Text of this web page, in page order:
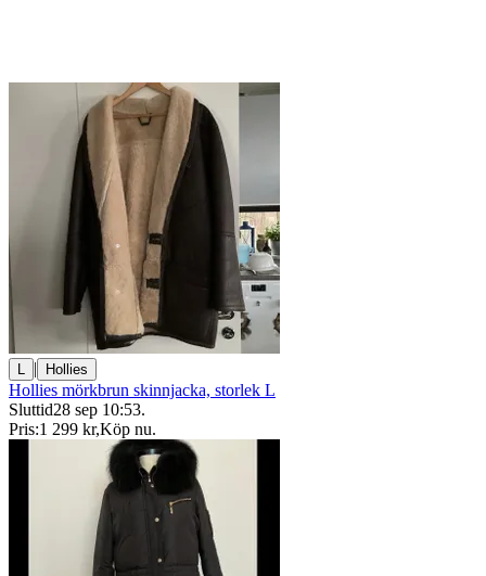
L | Hollies
Hollies mörkbrun skinnjacka, storlek L
Sluttid28 sep 10:53.
Pris:1 299 kr,Köp nu.